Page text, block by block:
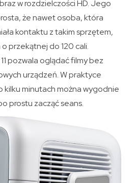
w rozdzielczości HD. Jego
że nawet osoba, która
kontaktu z takim sprzętem,
przekątnej do 120 cali.
pozwala oglądać filmy bez
urządzeń. W praktyce
kilku minutach można wygodnie
prostu zacząć seans.